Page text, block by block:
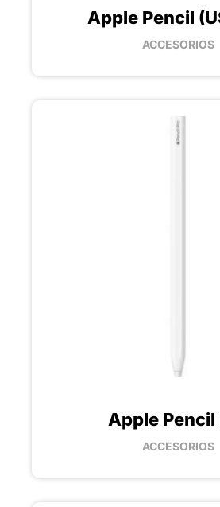
ACCESORIOS
Apple Pencil
ACCESORIOS
Apple Pencil